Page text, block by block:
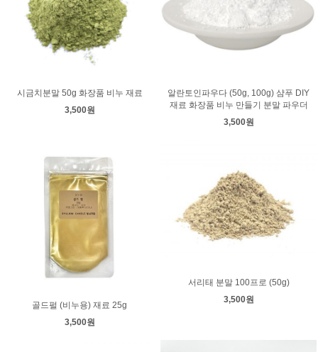
시금치분말 50g 화장품 비누 재료
3,500원
알란토인파우다 (50g, 100g) 샴푸 DIY
재료 화장품 비누 만들기 분말 파우더
3,500원
골드펄 (비누용) 재료 25g
3,500원
서리태 분말 100프로 (50g)
3,500원